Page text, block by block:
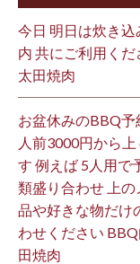
今日 明日は炊き
内 共にご利用く
太田焼肉
お盆休みのBBQ予
人前3000円から
す 例えば 5人用で
類盛り合わせ 上
品や好きな物だけ
わせください
田焼肉